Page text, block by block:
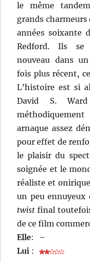
le même
grands charmeurs
années soixante
Redford. Ils se
nouveau dans
fois plus récent,
L’histoire est si
David S.
arnaque assez
pour effet de
le plaisir du
soignée et le
réaliste et
un peu
twist final
de ce film
Elle:
–
Lui :